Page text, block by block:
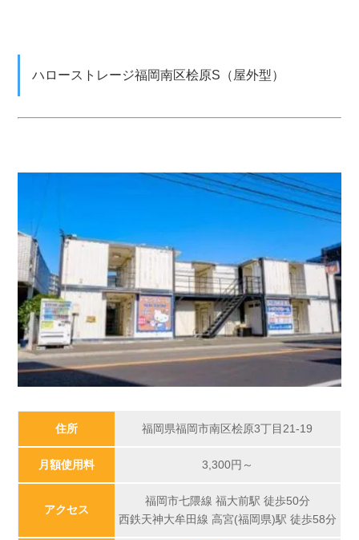
ハローストレージ福岡南区桧原S（屋外型）
住所 福岡県福岡市南区桧原3丁目21-19
月額使用料 3,300円～
アクセス
福岡市七隈線 福大前駅 徒歩50分
西鉄天神大牟田線 高宮(福岡県)駅 徒歩58分